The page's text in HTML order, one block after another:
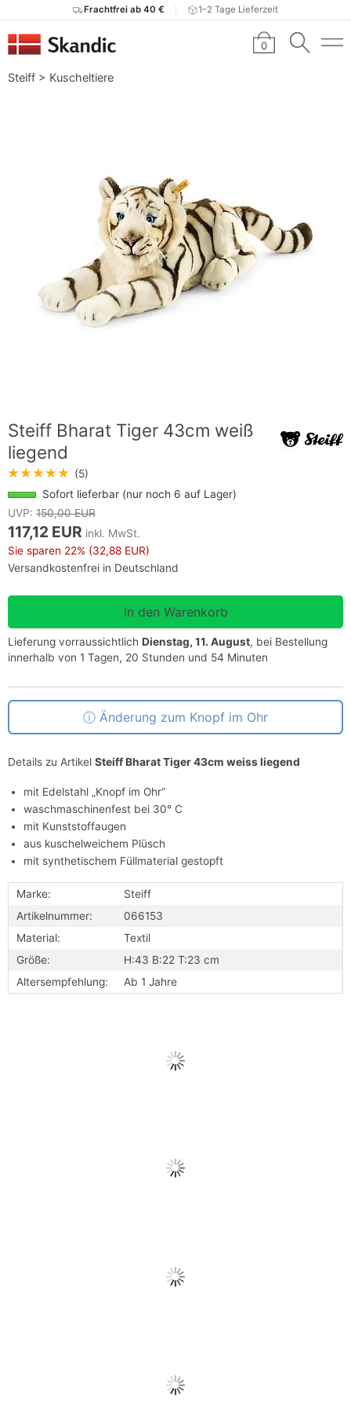
Frachtfrei ab 40 € 1–2 Tage Lieferzeit
0
Steiff > Kuscheltiere
Steiff Bharat Tiger 43cm weiß
liegend
★★★★★ (5)
Sofort lieferbar (nur noch 6 auf Lager)
UVP: 150,00 EUR
117,12 EUR inkl. MwSt.
Sie sparen 22% (32,88 EUR)
Versandkostenfrei in Deutschland
Lieferung vorraussichtlich Dienstag, 11. August, bei Bestellung
innerhalb von 1 Tagen, 20 Stunden und 54 Minuten
Änderung zum Knopf im Ohr
Details zu Artikel Steiff Bharat Tiger 43cm weiss liegend
mit Edelstahl „Knopf im Ohr“
waschmaschinenfest bei 30° C
mit Kunststoffaugen
aus kuschelweichem Plüsch
mit synthetischem Füllmaterial gestopft
Marke:
Steiff
Artikelnummer:
066153
Material:
Textil
Größe:
H:43 B:22 T:23 cm
Altersempfehlung:
Ab 1 Jahre